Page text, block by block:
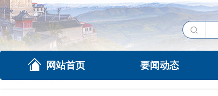
网站首页 要闻动态